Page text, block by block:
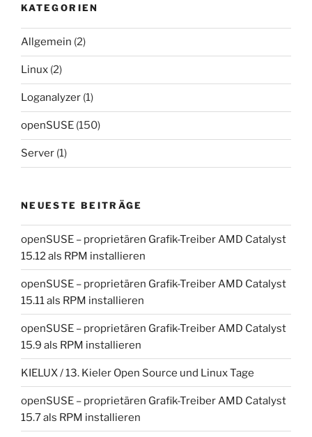
KATEGORIEN
Allgemein (2)
Linux (2)
Loganalyzer (1)
openSUSE (150)
Server (1)
NEUESTE BEITRÄGE
openSUSE – proprietären Grafik-Treiber AMD Catalyst
15.12 als RPM installieren
openSUSE – proprietären Grafik-Treiber AMD Catalyst
15.11 als RPM installieren
openSUSE – proprietären Grafik-Treiber AMD Catalyst
15.9 als RPM installieren
KIELUX / 13. Kieler Open Source und Linux Tage
openSUSE – proprietären Grafik-Treiber AMD Catalyst
15.7 als RPM installieren